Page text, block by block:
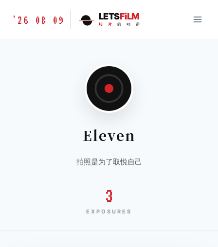
胶
'26 08 09 LETSFiLM
胶 片 的 味 道
Eleven
拍照是为了取悦自己
3
EXPOSURES